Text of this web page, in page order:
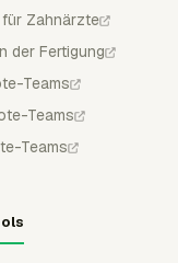
Zahnärzte
der Fertigung
Teams
Teams
Teams